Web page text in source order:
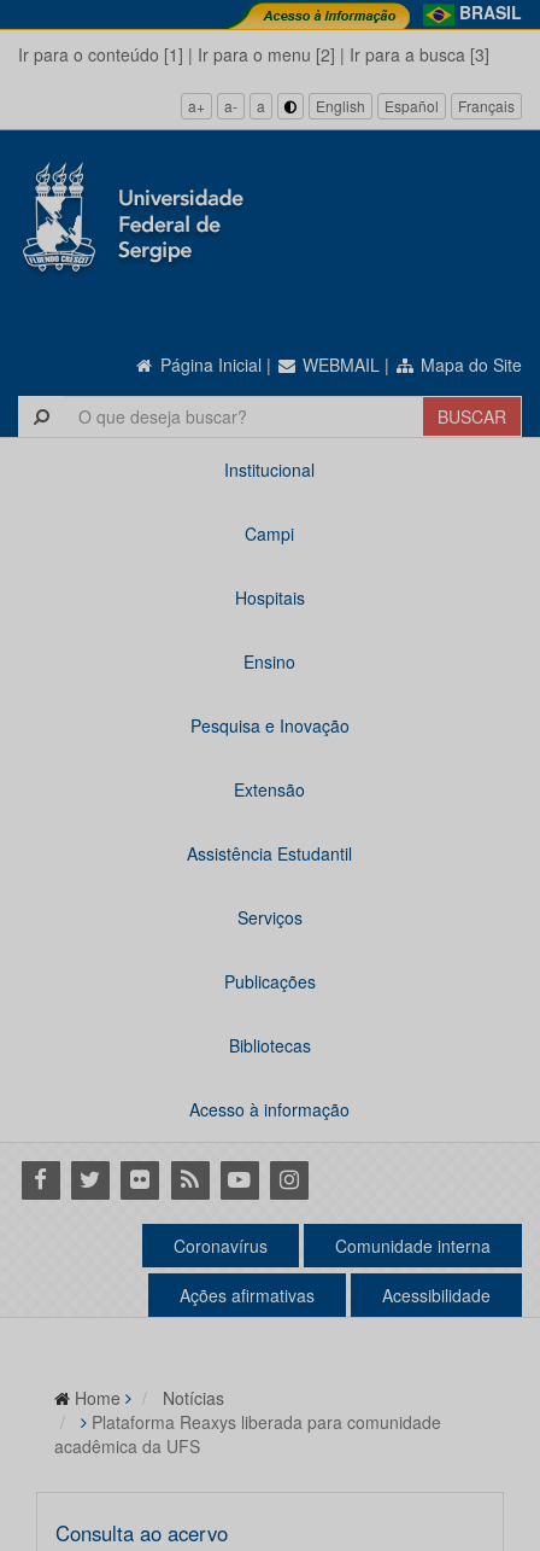
BRASIL
Ir para o conteúdo [1] | Ir para o menu [2] | Ir para a busca [3]
a+ a- a English Español Français
Página Inicial | WEBMAIL | Mapa do Site
Institucional
Campi
Hospitais
Ensino
Pesquisa e Inovação
Extensão
Assistência Estudantil
Serviços
Publicações
Bibliotecas
Acesso à informação
Facebook
Twitter Flickr RSS YoutubeInstagram
Coronavírus Comunidade interna
Ações afirmativas Acessibilidade
Home
Notícias
Plataforma Reaxys liberada para comunidade
acadêmica da UFS
Consulta ao acervo